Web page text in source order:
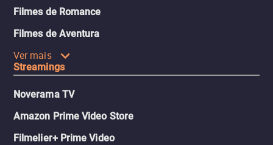
Filmes de Romance
Filmes de Aventura
Ver mais
Streamings
Noverama TV
Amazon Prime Video Store
Filmelier+ Prime Video